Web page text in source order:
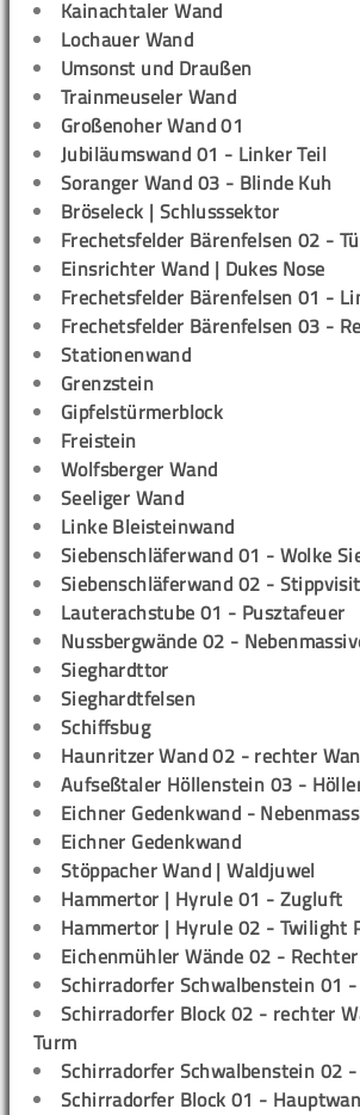
Kainachtaler Wand
Lochauer Wand
Umsonst und Draußen
Trainmeuseler Wand
Großenoher Wand 01
Jubiläumswand 01 - Linker Teil
Soranger Wand 03 - Blinde Kuh
Bröseleck | Schlusssektor
Frechetsfelder Bärenfelsen 02 -
Einsrichter Wand | Dukes Nose
Frechetsfelder Bärenfelsen 01 -
Frechetsfelder Bärenfelsen 03 -
Stationenwand
Grenzstein
Gipfelstürmerblock
Freistein
Wolfsberger Wand
Seeliger Wand
Linke Bleisteinwand
Siebenschläferwand 01 - Wolke
Siebenschläferwand 02 -
Lauterachstube 01 - Pusztafeuer
Nussbergwände 02 -
Sieghardttor
Sieghardtfelsen
Schiffsbug
Haunritzer Wand 02 - rechter
Aufseßtaler Höllenstein 03 -
Eichner Gedenkwand -
Eichner Gedenkwand
Stöppacher Wand | Waldjuwel
Hammertor | Hyrule 01 - Zugluft
Hammertor | Hyrule 02 - Twilight
Eichenmühler Wände 02 -
Schirradorfer Schwalbenstein 01
Schirradorfer Block 02 - rechter
Turm
Schirradorfer Schwalbenstein 02 -
Schirradorfer Block 01 -